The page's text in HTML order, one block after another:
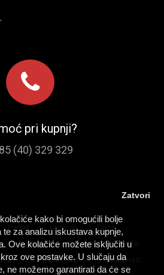
kako bi omogućili bolje
za analizu iskustava kupnje,
Ove kolačiće možete isključiti u
ove postavke. U slučaju da
ne možemo garantirati da će se
Zatvori
pri kupnji?
(40) 329 329
/ Laminat / Tepisi
/ Tepih staze / Lajsne / Profili
/ Umjetna trava / Predpremazi